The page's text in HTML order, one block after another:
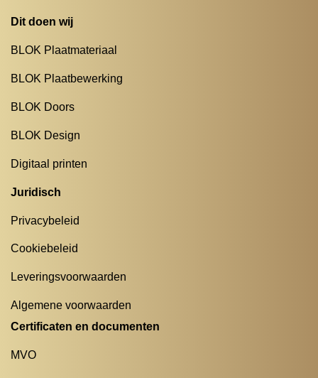
Dit doen wij
BLOK Plaatmateriaal
BLOK Plaatbewerking
BLOK Doors
BLOK Design
Digitaal printen
Juridisch
Privacybeleid
Cookiebeleid
Leveringsvoorwaarden
Algemene voorwaarden
Certificaten en documenten
MVO